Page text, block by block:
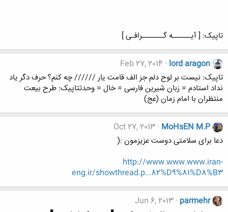
تاپیک: [ آیــــــه گـــــــرافـی ]
lord aragon
Feb 27, 2014
تاپیک: نیست بر لوح دلم جز الف قامت یار ////// چه کنم؟ حرف دگر یاد
نداد استادم = زبان شیرین فارسی = خال = وحدتتاپیک: طرح بيعت
منتظران با امام زمان (عج)
MoHsEN M.P
Oct 27, 2013
دعا برای سلامتی دوست عزیزمون :(
http://www.www.www.iran-
eng.ir/showthread.p...82%D9%81%D8%B3
parmehr
Jun 6, 2013